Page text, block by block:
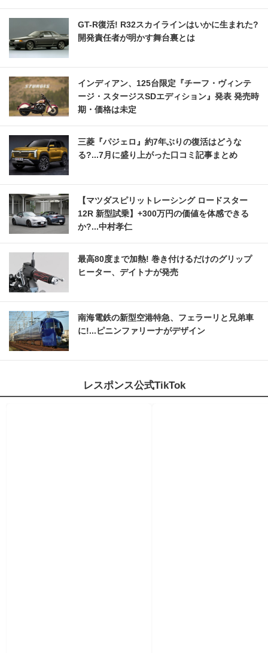
GT-R復活! R32スカイラインはいかに生まれた?
開発責任者が明かす舞台裏とは
インディアン、125台限定『チーフ・ヴィンテ
ージ・スタージスSDエディション』発表 発売時
期・価格は未定
三菱『パジェロ』約7年ぶりの復活はどうな
る?...7月に盛り上がった口コミ記事まとめ
【マツダスピリットレーシング ロードスター
12R 新型試乗】+300万円の価値を体感できる
か?...中村孝仁
最高80度まで加熱! 巻き付けるだけのグリップ
ヒーター、デイトナが発売
南海電鉄の新型空港特急、フェラーリと兄弟車
に!...ピニンファリーナがデザイン
レスポンス公式TikTok